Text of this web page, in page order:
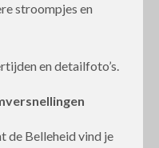
stroompjes en
en detailfoto’s.
de Belleheid vind je